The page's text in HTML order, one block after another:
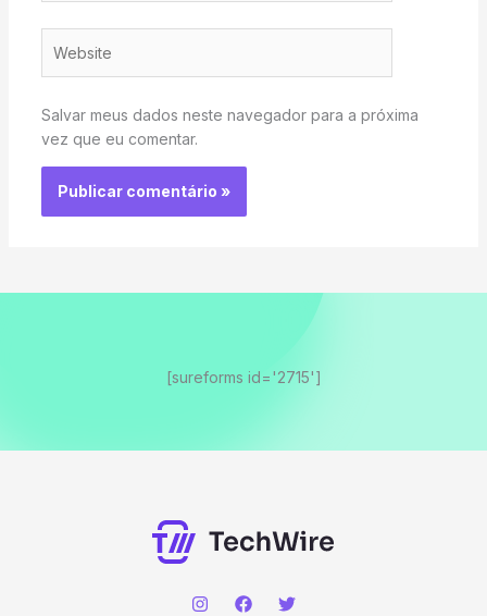
Salvar meus dados neste navegador para a próxima
vez que eu comentar.
[sureforms id='2715']